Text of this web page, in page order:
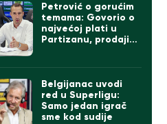
Petrović o gorućim
temama: Govorio o
najvećoj plati u
Partizanu, prodaji
Belgijanac uvodi
red u Superligu:
Samo jedan igrač
sme kod sudije